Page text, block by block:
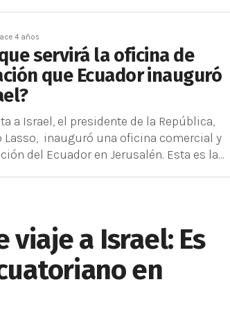
4 años
servirá la oficina de
que Ecuador inauguró
a Israel, el presidente de la República,
Lasso, inauguró una oficina comercial y
del Ecuador en Jerusalén. Esta es la...
viaje a Israel: Es
en